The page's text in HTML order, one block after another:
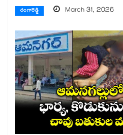
రంగారెడ్డి March 31, 2026